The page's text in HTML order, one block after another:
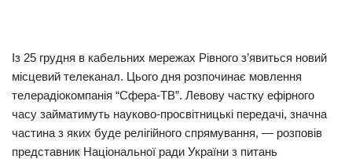
Із 25 грудня в кабельних мережах Рівного з’явиться новий
місцевий телеканал. Цього дня розпочинає мовлення
телерадіокомпанія “Сфера-ТВ”. Левову частку ефірного
часу займатимуть науково-просвітницькі передачі, значна
частина з яких буде релігійного спрямування, — розповів
представник Національної ради України з питань